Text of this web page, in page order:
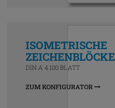
ISOMETRISCHE
ZEICHENBLÖCKE
DIN A 4 100 BLATT
ZUM KONFIGURATOR